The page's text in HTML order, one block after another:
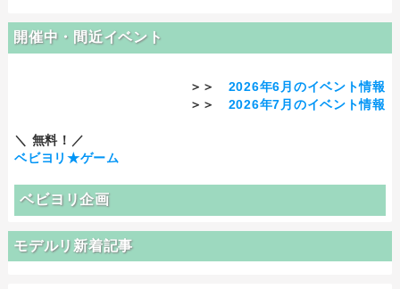
開催中・間近イベント
＞＞ 2026年6月のイベント情報
＞＞ 2026年7月のイベント情報
＼ 無料！／
ベビヨリ★ゲーム
ベビヨリ企画
モデルリ新着記事